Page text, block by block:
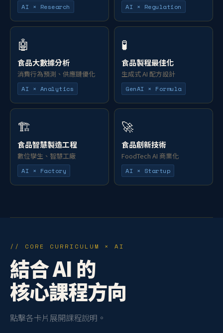
AI × Research AI × Regulation
🤖
食品大數據分析
消費行為預測、供應鏈優化
AI × Analytics
🧪
食品製程最佳化
生成式 AI 配方設計
GenAI × Formula
🏗️
食品智慧製造工程
數位孿生、智慧工廠
AI × Factory
🚀
食品創新技術
FoodTech AI 商業化
AI × Startup
// CORE CURRICULUM × AI
結合 AI 的
核心課程方向
點擊各卡片展開課程說明。